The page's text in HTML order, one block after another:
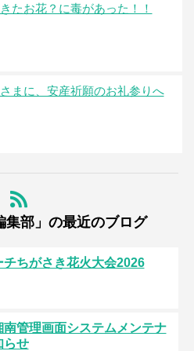
たお花？に毒があった！！
まに、安産祈願のお礼参りへ
集部」の最近のブログ
チちがさき花火大会2026
南管理画面システムメンテナ
らせ